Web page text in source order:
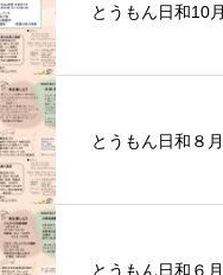
とうもん日和10
とうもん日和８
とうもん日和６